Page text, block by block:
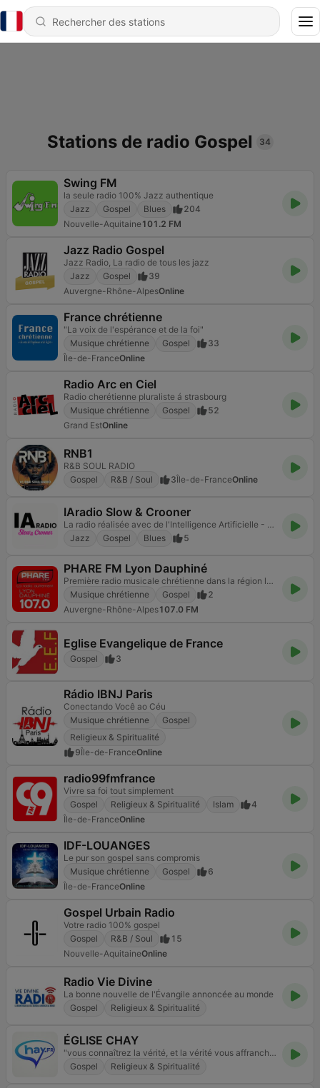
Stations de radio Gospel 34
Swing FM
la seule radio 100% Jazz authentique
Jazz
Gospel Blues
204
Nouvelle-Aquitaine101.2 FM
Jazz Radio Gospel
Jazz Radio, La radio de tous les jazz
Jazz
Gospel
39
Auvergne-Rhône-AlpesOnline
France chrétienne
"La voix de l'espérance et de la foi"
Musique chrétienne
Gospel
33
Île-de-FranceOnline
Radio Arc en Ciel
Radio cherétienne pluraliste á strasbourg
Musique chrétienne
Gospel
52
Grand EstOnline
RNB1
R&B SOUL RADIO
Gospel
R&B / Soul 3Île-de-FranceOnline
IAradio Slow & Crooner
La radio réalisée avec de l'Intelligence Artificielle - Radio made with Artificial Intelligence
Jazz
Gospel Blues 5
PHARE FM Lyon Dauphiné
Première radio musicale chrétienne dans la région lyonnaise !
Musique chrétienne
Gospel
2
Auvergne-Rhône-Alpes107.0 FM
Eglise Evangelique de France
Gospel 3
Rádio IBNJ Paris
Conectando Você ao Céu
Musique chrétienne
Gospel
Religieux & Spiritualité
9Île-de-FranceOnline
radio99fmfrance
Vivre sa foi tout simplement
Gospel
Religieux & Spiritualité Islam
4
Île-de-FranceOnline
IDF-LOUANGES
Le pur son gospel sans compromis
Musique chrétienne
Gospel
6
Île-de-FranceOnline
Gospel Urbain Radio
Votre radio 100% gospel
Gospel
R&B / Soul
15
Nouvelle-AquitaineOnline
Radio Vie Divine
La bonne nouvelle de l'Évangile annoncée au monde
Gospel
Religieux & Spiritualité
ÉGLISE CHAY
"vous connaîtrez la vérité, et la vérité vous affranchira" Jean 8:32
Gospel
Religieux & Spiritualité